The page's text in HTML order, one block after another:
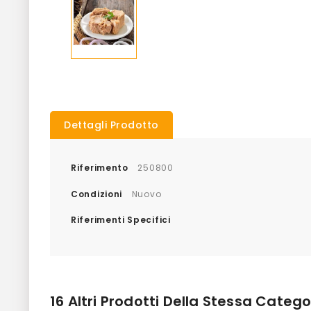
Dettagli Prodotto
Riferimento 250800
Condizioni Nuovo
Riferimenti Specifici
16 Altri Prodotti Della Stessa